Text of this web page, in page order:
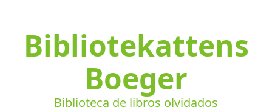
Bibliotekattens
Boeger
Biblioteca de libros olvidados